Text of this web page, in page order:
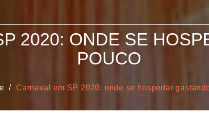
2020: ONDE SE
POUCO
Carnaval em SP 2020: onde se hospedar